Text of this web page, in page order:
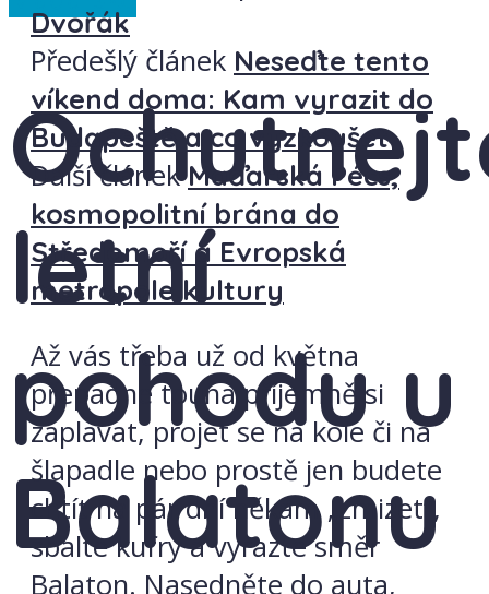
letní
pohodu u
Balatonu
Dvořák
Předešlý článek Neseďte tento
víkend doma: Kam vyrazit do
Budapeště a co vyzkoušet
Další článek Maďarská Pécs,
kosmopolitní brána do
Středomoří a Evropská
metropole kultury
Až vás třeba už od května
přepadne touha příjemně si
zaplavat, projet se na kole či na
šlapadle nebo prostě jen budete
chtít na pár dní někam „zmizet“,
sbalte kufry a vyrazte směr
Balaton. Nasedněte do auta,